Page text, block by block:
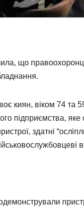
що
киян, віком 74 та
підприємства, яке
здатні